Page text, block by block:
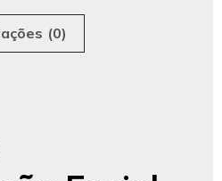
(0)